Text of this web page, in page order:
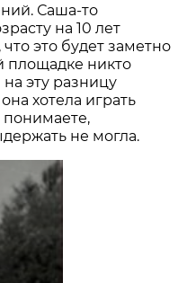
Саша-то
на 10 лет
это будет заметно
площадке никто
эту разницу
хотела играть
понимаете,
не могла.